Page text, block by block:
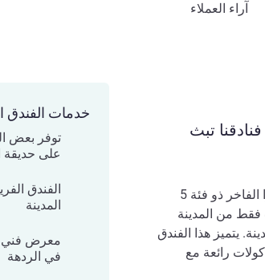
آراء العملاء
تبث
اختبر الأناقة الباريسية في فندق سوفيتيل فرانكفورت أوبرا الفاخر ذو فئة 5
فقط من المدينة
يتميز هذا الفندق
رائعة مع
خدمات الفندق
توفر بعض
على حديقة
الفندق
المدينة
معرض فني
في الردهة